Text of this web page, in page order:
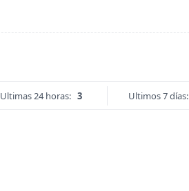
Ultimas 24 horas: 3 Ultimos 7 días: